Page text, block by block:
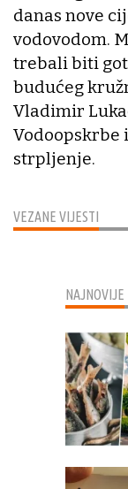
VEZANE VIJESTI
danas nove
vodovodom.
trebali biti
budućeg
Vladimir
Vodoopskrbe
strpljenje.
NAJNOVIJE